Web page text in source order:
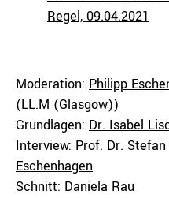
Regel, 09.04.2021
Moderation: Philipp
(LL.M (Glasgow))
Grundlagen: Dr. Isabel
Interview: Prof. Dr. Stefan
Eschenhagen
Schnitt: Daniela Rau